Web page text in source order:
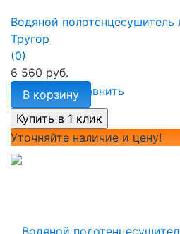
избранное сравнить
Водяной
Тругор
(0)
6 560 руб.
В корзину
Уточняйте наличие и цену!